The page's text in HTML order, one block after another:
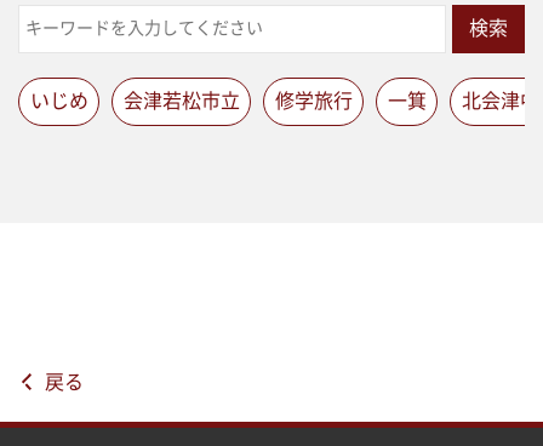
検索
いじめ 会津若松市立 修学旅行 一箕 北会津中
戻る